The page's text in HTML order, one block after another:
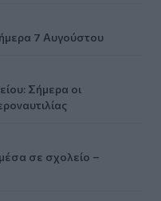
7 Αυγούστου
Σήμερα οι
σε σχολείο –